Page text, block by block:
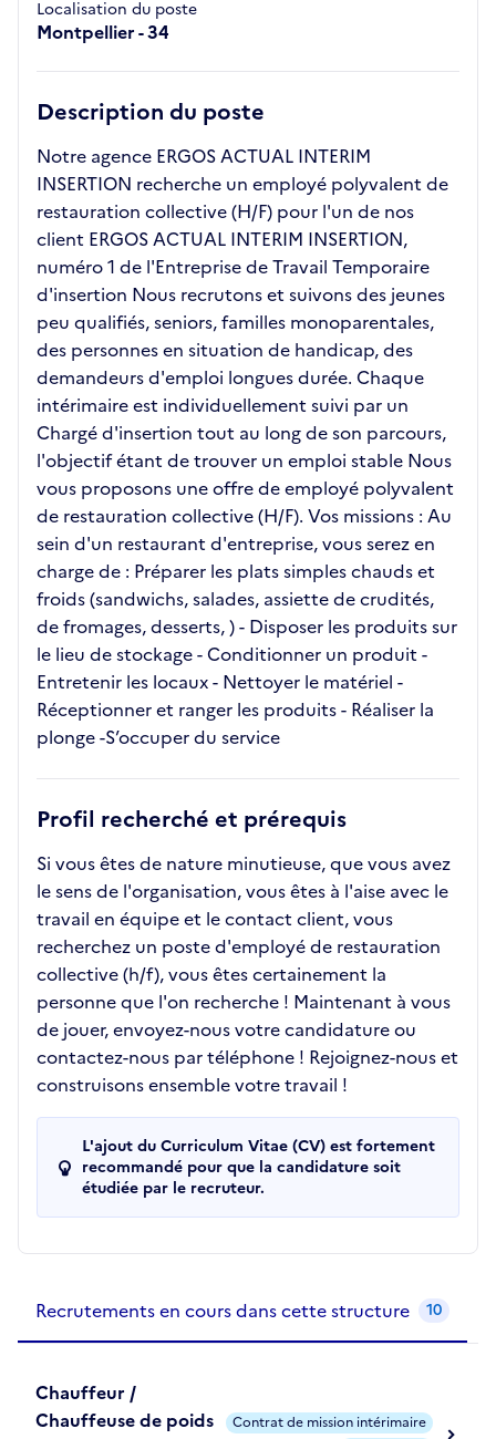
Localisation du poste
Montpellier - 34
Description du poste
Notre agence ERGOS ACTUAL INTERIM
INSERTION recherche un employé polyvalent de
restauration collective (H/F) pour l'un de nos
client ERGOS ACTUAL INTERIM INSERTION,
numéro 1 de l'Entreprise de Travail Temporaire
d'insertion Nous recrutons et suivons des jeunes
peu qualifiés, seniors, familles monoparentales,
des personnes en situation de handicap, des
demandeurs d'emploi longues durée. Chaque
intérimaire est individuellement suivi par un
Chargé d'insertion tout au long de son parcours,
l'objectif étant de trouver un emploi stable Nous
vous proposons une offre de employé polyvalent
de restauration collective (H/F). Vos missions : Au
sein d'un restaurant d'entreprise, vous serez en
charge de : Préparer les plats simples chauds et
froids (sandwichs, salades, assiette de crudités,
de fromages, desserts, ) - Disposer les produits sur
le lieu de stockage - Conditionner un produit -
Entretenir les locaux - Nettoyer le matériel -
Réceptionner et ranger les produits - Réaliser la
plonge -S’occuper du service
Profil recherché et prérequis
Si vous êtes de nature minutieuse, que vous avez
le sens de l'organisation, vous êtes à l'aise avec le
travail en équipe et le contact client, vous
recherchez un poste d'employé de restauration
collective (h/f), vous êtes certainement la
personne que l'on recherche ! Maintenant à vous
de jouer, envoyez-nous votre candidature ou
contactez-nous par téléphone ! Rejoignez-nous et
construisons ensemble votre travail !
L'ajout du Curriculum Vitae (CV) est fortement
recommandé pour que la candidature soit
étudiée par le recruteur.
Recrutements en cours dans cette structure 10
Chauffeur /
Chauffeuse de poids
Contrat de mission intérimaire